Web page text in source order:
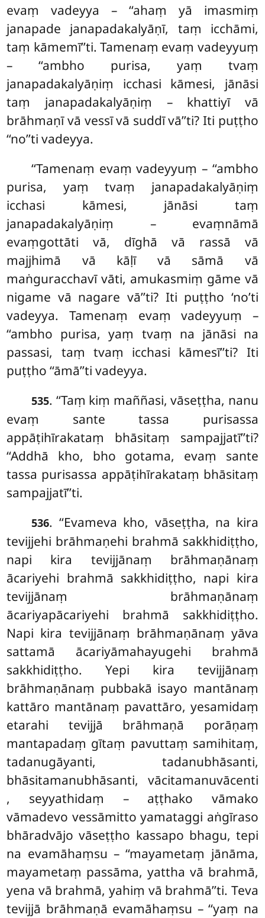
evaṃ vadeyya – ‘‘ahaṃ yā imasmiṃ
janapade janapadakalyāṇī, taṃ icchāmi,
taṃ kāmemī’’ti. Tamenaṃ evaṃ vadeyyuṃ
– ‘‘ambho purisa, yaṃ tvaṃ
janapadakalyāṇiṃ icchasi kāmesi, jānāsi
taṃ janapadakalyāṇiṃ – khattiyī vā
brāhmaṇī vā vessī vā suddī vā’’ti? Iti puṭṭho
‘‘no’’ti vadeyya.
‘‘Tamenaṃ evaṃ vadeyyuṃ – ‘‘ambho
purisa, yaṃ tvaṃ janapadakalyāṇiṃ
icchasi kāmesi, jānāsi taṃ
janapadakalyāṇiṃ – evaṃnāmā
evaṃgottāti vā, dīghā vā rassā vā
majjhimā vā kāḷī vā sāmā vā
maṅguracchavī vāti, amukasmiṃ gāme vā
nigame vā nagare vā’’ti? Iti puṭṭho ‘no’ti
vadeyya. Tamenaṃ evaṃ vadeyyuṃ –
‘‘ambho purisa, yaṃ tvaṃ na jānāsi na
passasi, taṃ tvaṃ icchasi kāmesī’’ti? Iti
puṭṭho ‘‘āmā’’ti vadeyya.
535. ‘‘Taṃ kiṃ maññasi, vāseṭṭha, nanu
evaṃ sante tassa purisassa
appāṭihīrakataṃ bhāsitaṃ sampajjatī’’ti?
‘‘Addhā kho, bho gotama, evaṃ sante
tassa purisassa appāṭihīrakataṃ bhāsitaṃ
sampajjatī’’ti.
536. ‘‘Evameva kho, vāseṭṭha, na kira
tevijjehi brāhmaṇehi brahmā sakkhidiṭṭho,
napi kira tevijjānaṃ brāhmaṇānaṃ
ācariyehi brahmā sakkhidiṭṭho, napi kira
tevijjānaṃ brāhmaṇānaṃ
ācariyapācariyehi brahmā sakkhidiṭṭho.
Napi kira tevijjānaṃ brāhmaṇānaṃ yāva
sattamā ācariyāmahayugehi brahmā
sakkhidiṭṭho. Yepi kira tevijjānaṃ
brāhmaṇānaṃ pubbakā isayo mantānaṃ
kattāro mantānaṃ pavattāro, yesamidaṃ
etarahi tevijjā brāhmaṇā porāṇaṃ
mantapadaṃ gītaṃ pavuttaṃ samihitaṃ,
tadanugāyanti, tadanubhāsanti,
bhāsitamanubhāsanti, vācitamanuvācenti
, seyyathidaṃ – aṭṭhako vāmako
vāmadevo vessāmitto yamataggi aṅgīraso
bhāradvājo vāseṭṭho kassapo bhagu, tepi
na evamāhaṃsu – ‘‘mayametaṃ jānāma,
mayametaṃ passāma, yattha vā brahmā,
yena vā brahmā, yahiṃ vā brahmā’’ti. Teva
tevijjā brāhmaṇā evamāhaṃsu – ‘‘yaṃ na